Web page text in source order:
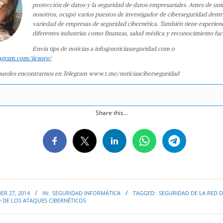
protección de datos y la seguridad de datos empresariales. Antes de
nosotros, ocupó varios puestos de investigador de ciberseguridad
variedad de empresas de seguridad cibernética. También tiene
diferentes industrias como finanzas, salud médica y reconocimiento
Envía tips de noticias a info@noticiasseguridad.com o
iicsorg/
encontrarnos en Telegram www.t.me/noticiasciberseguridad
Share this...
27, 2014 IN: SEGURIDAD INFORMÁTICA TAGGED: SEGURIDAD DE LA RED
LOS ATAQUES CIBERNÉTICOS